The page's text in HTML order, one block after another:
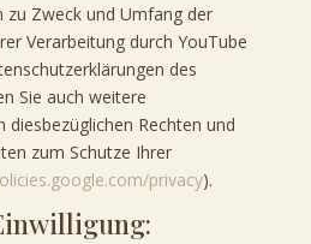
Zweck und Umfang der
Verarbeitung durch YouTube
des
Sie auch weitere
Rechten und
zum Schutze Ihrer
privacy).